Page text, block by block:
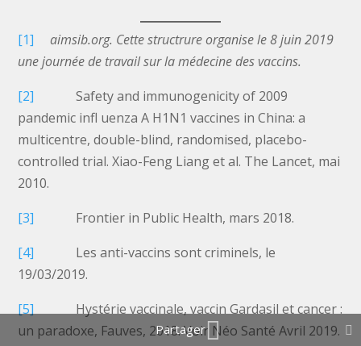
[1] aimsib.org. Cette structrure organise le 8 juin 2019
une journée de travail sur la médecine des vaccins.
[2] Safety and immunogenicity of 2009
pandemic infl uenza A H1N1 vaccines in China: a
multicentre, double-blind, randomised, placebo-
controlled trial. Xiao-Feng Liang et al. The Lancet, mai
2010.
[3] Frontier in Public Health, mars 2018.
[4] Les anti-vaccins sont criminels, le
19/03/2019.
[5] Hystérie vaccinale, vaccin Gardasil et cancer :
un paradoxe, Fauves, 2018. Voir Néo Santé Avril 2019.